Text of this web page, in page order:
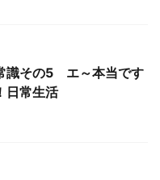
識その5 エ～本当です
日常生活